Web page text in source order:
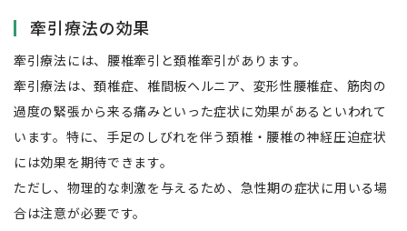
牽引療法の効果
牽引療法には、腰椎牽引と頚椎牽引があります。
牽引療法は、頚椎症、椎間板ヘルニア、変形性腰椎症、筋肉の
過度の緊張から来る痛みといった症状に効果があるといわれて
います。特に、手足のしびれを伴う頚椎・腰椎の神経圧迫症状
には効果を期待できます。
ただし、物理的な刺激を与えるため、急性期の症状に用いる場
合は注意が必要です。